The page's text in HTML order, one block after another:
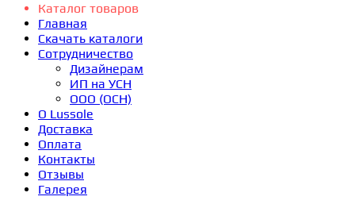
Каталог товаров
Главная
Скачать каталоги
Сотрудничество
Дизайнерам
ИП на УСН
ООО (ОСН)
О Lussole
Доставка
Оплата
Контакты
Отзывы
Галерея